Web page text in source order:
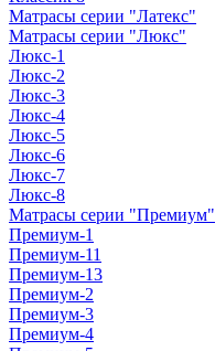
Матрасы серии "Латекс"
Матрасы серии "Люкс"
Люкс-1
Люкс-2
Люкс-3
Люкс-4
Люкс-5
Люкс-6
Люкс-7
Люкс-8
Матрасы серии "Премиум"
Премиум-1
Премиум-11
Премиум-13
Премиум-2
Премиум-3
Премиум-4